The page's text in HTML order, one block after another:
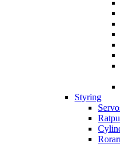
Styring